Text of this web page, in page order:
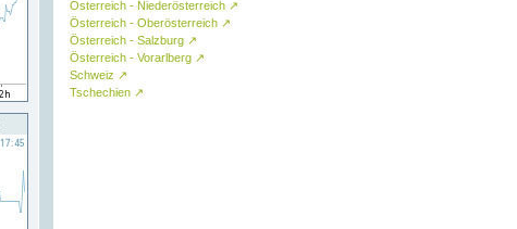
Österreich - Niederösterreich ↗
Österreich - Oberösterreich ↗
Österreich - Salzburg ↗
Österreich - Vorarlberg ↗
Schweiz ↗
Tschechien ↗